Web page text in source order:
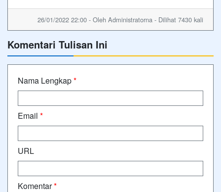
26/01/2022 22:00 - Oleh Administratorna - Dilihat 7430 kali
Komentari Tulisan Ini
Nama Lengkap*
Email *
URL
Komentar*